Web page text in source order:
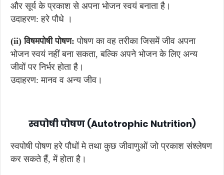
और सूर्य के प्रकाश से अपना भोजन स्वयं बनाता है।
उदाहरण: हरे पौधे ।
(ii) विषमपोषी पोषण: पोषण का वह तरीका जिसमें जीव अपना
भोजन स्वयं नहीं बना सकता, बल्कि अपने भोजन के लिए अन्य
जीवों पर निर्भर होता है।
उदाहरण: मानव व अन्य जीव।
स्वपोषी पोषण (Autotrophic Nutrition)
स्वपोषी पोषण हरे पौधों मे तथा कुछ जीवाणुओं जो प्रकाश संश्लेषण
कर सकते हैं, में होता है।